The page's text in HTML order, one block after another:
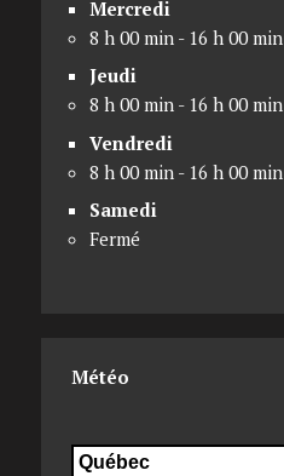
Mercredi
8 h 00 min - 16 h 00 min
Jeudi
8 h 00 min - 16 h 00 min
Vendredi
8 h 00 min - 16 h 00 min
Samedi
Fermé
Météo